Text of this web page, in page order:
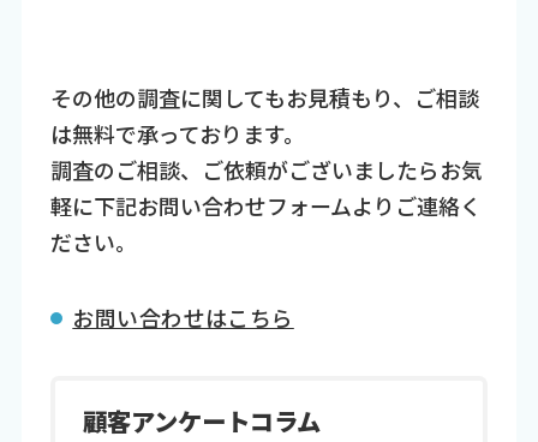
その他の調査に関してもお見積もり、ご相談
は無料で承っております。
調査のご相談、ご依頼がございましたらお気
軽に下記お問い合わせフォームよりご連絡く
ださい。
お問い合わせはこちら
顧客アンケートコラム